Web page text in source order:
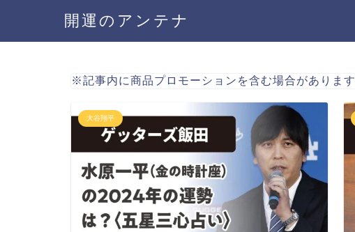
開運のアンテナ
※記事内に商品プロモーションを含む場合があります
大谷翔平